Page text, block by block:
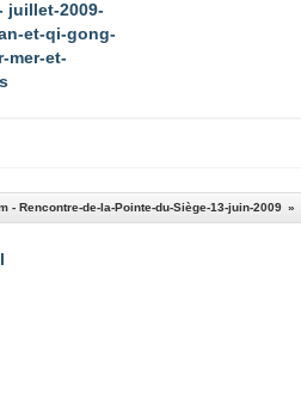
juillet-2009-
et-qi-gong-
mer-et-
- Rencontre-de-la-Pointe-du-Siège-13-juin-2009